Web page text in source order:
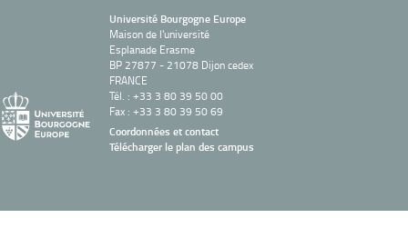
Université Bourgogne Europe
Maison de l'université
Esplanade Erasme
BP 27877 - 21078 Dijon cedex
FRANCE
Tél. : +33 3 80 39 50 00
Fax : +33 3 80 39 50 69
Coordonnées et contact
Télécharger le plan des campus